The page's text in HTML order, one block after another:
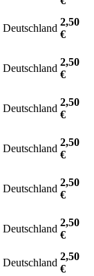
Deutschland
2,50
€
Deutschland
2,50
€
Deutschland
2,50
€
Deutschland
2,50
€
Deutschland
2,50
€
Deutschland
2,50
€
Deutschland
2,50
€